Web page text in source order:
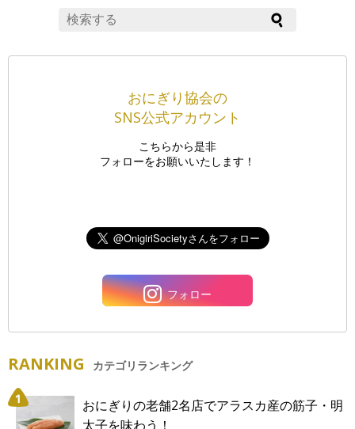
おにぎり協会の
SNS公式アカウント
こちらから是非
フォローをお願いいたします！
フォロー
RANKING カテゴリランキング
おにぎりの老舗2名店でアラスカ産の筋子・明
太子を味わう！